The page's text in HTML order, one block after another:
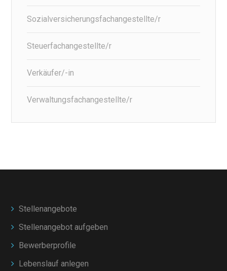
Sozialversicherungsfachangestellte/r
Steuerfachangestellte/r
Verkäufer/-in
Verwaltungsfachangestellte/r
Stellenangebote
Stellenangebot aufgeben
Bewerberprofile
Lebenslauf anlegen